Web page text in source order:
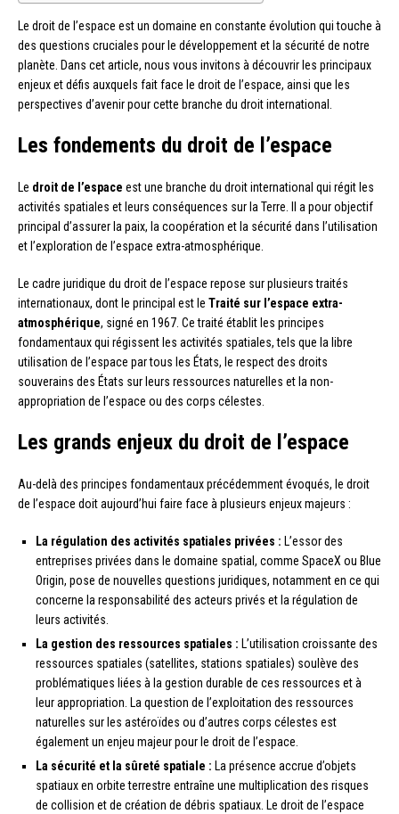
Le droit de l’espace est un domaine en constante évolution qui touche à
des questions cruciales pour le développement et la sécurité de notre
planète. Dans cet article, nous vous invitons à découvrir les principaux
enjeux et défis auxquels fait face le droit de l’espace, ainsi que les
perspectives d’avenir pour cette branche du droit international.
Les fondements du droit de l’espace
Le droit de l’espace est une branche du droit international qui régit les
activités spatiales et leurs conséquences sur la Terre. Il a pour objectif
principal d’assurer la paix, la coopération et la sécurité dans l’utilisation
et l’exploration de l’espace extra-atmosphérique.
Le cadre juridique du droit de l’espace repose sur plusieurs traités
internationaux, dont le principal est le Traité sur l’espace extra-
atmosphérique, signé en 1967. Ce traité établit les principes
fondamentaux qui régissent les activités spatiales, tels que la libre
utilisation de l’espace par tous les États, le respect des droits
souverains des États sur leurs ressources naturelles et la non-
appropriation de l’espace ou des corps célestes.
Les grands enjeux du droit de l’espace
Au-delà des principes fondamentaux précédemment évoqués, le droit
de l’espace doit aujourd’hui faire face à plusieurs enjeux majeurs :
La régulation des activités spatiales privées : L’essor des
entreprises privées dans le domaine spatial, comme SpaceX ou Blue
Origin, pose de nouvelles questions juridiques, notamment en ce qui
concerne la responsabilité des acteurs privés et la régulation de
leurs activités.
La gestion des ressources spatiales : L’utilisation croissante des
ressources spatiales (satellites, stations spatiales) soulève des
problématiques liées à la gestion durable de ces ressources et à
leur appropriation. La question de l’exploitation des ressources
naturelles sur les astéroïdes ou d’autres corps célestes est
également un enjeu majeur pour le droit de l’espace.
La sécurité et la sûreté spatiale : La présence accrue d’objets
spatiaux en orbite terrestre entraîne une multiplication des risques
de collision et de création de débris spatiaux. Le droit de l’espace